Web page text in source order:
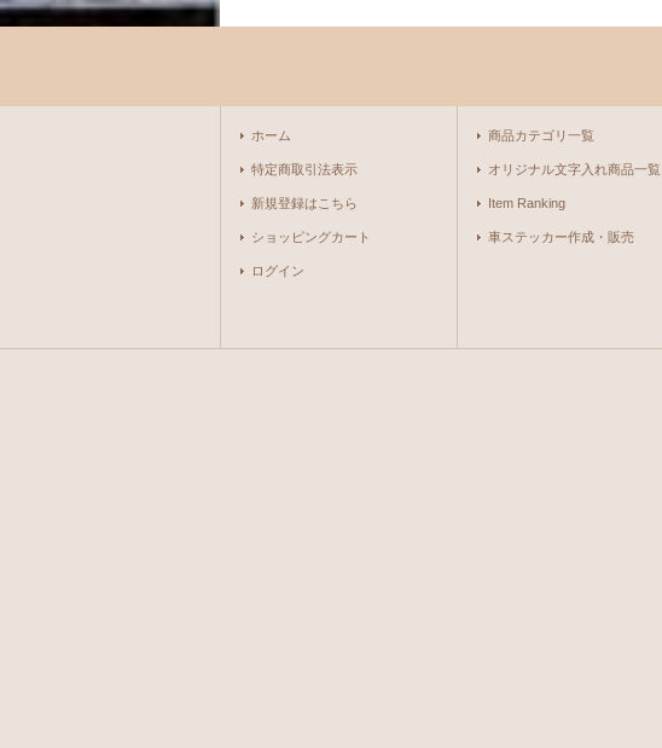
ホーム
特定商取引法表示
新規登録はこちら
ショッピングカート
ログイン
商品カテゴリ一覧
オリジナル文字入れ商品一覧
Item Ranking
車ステッカー作成・販売